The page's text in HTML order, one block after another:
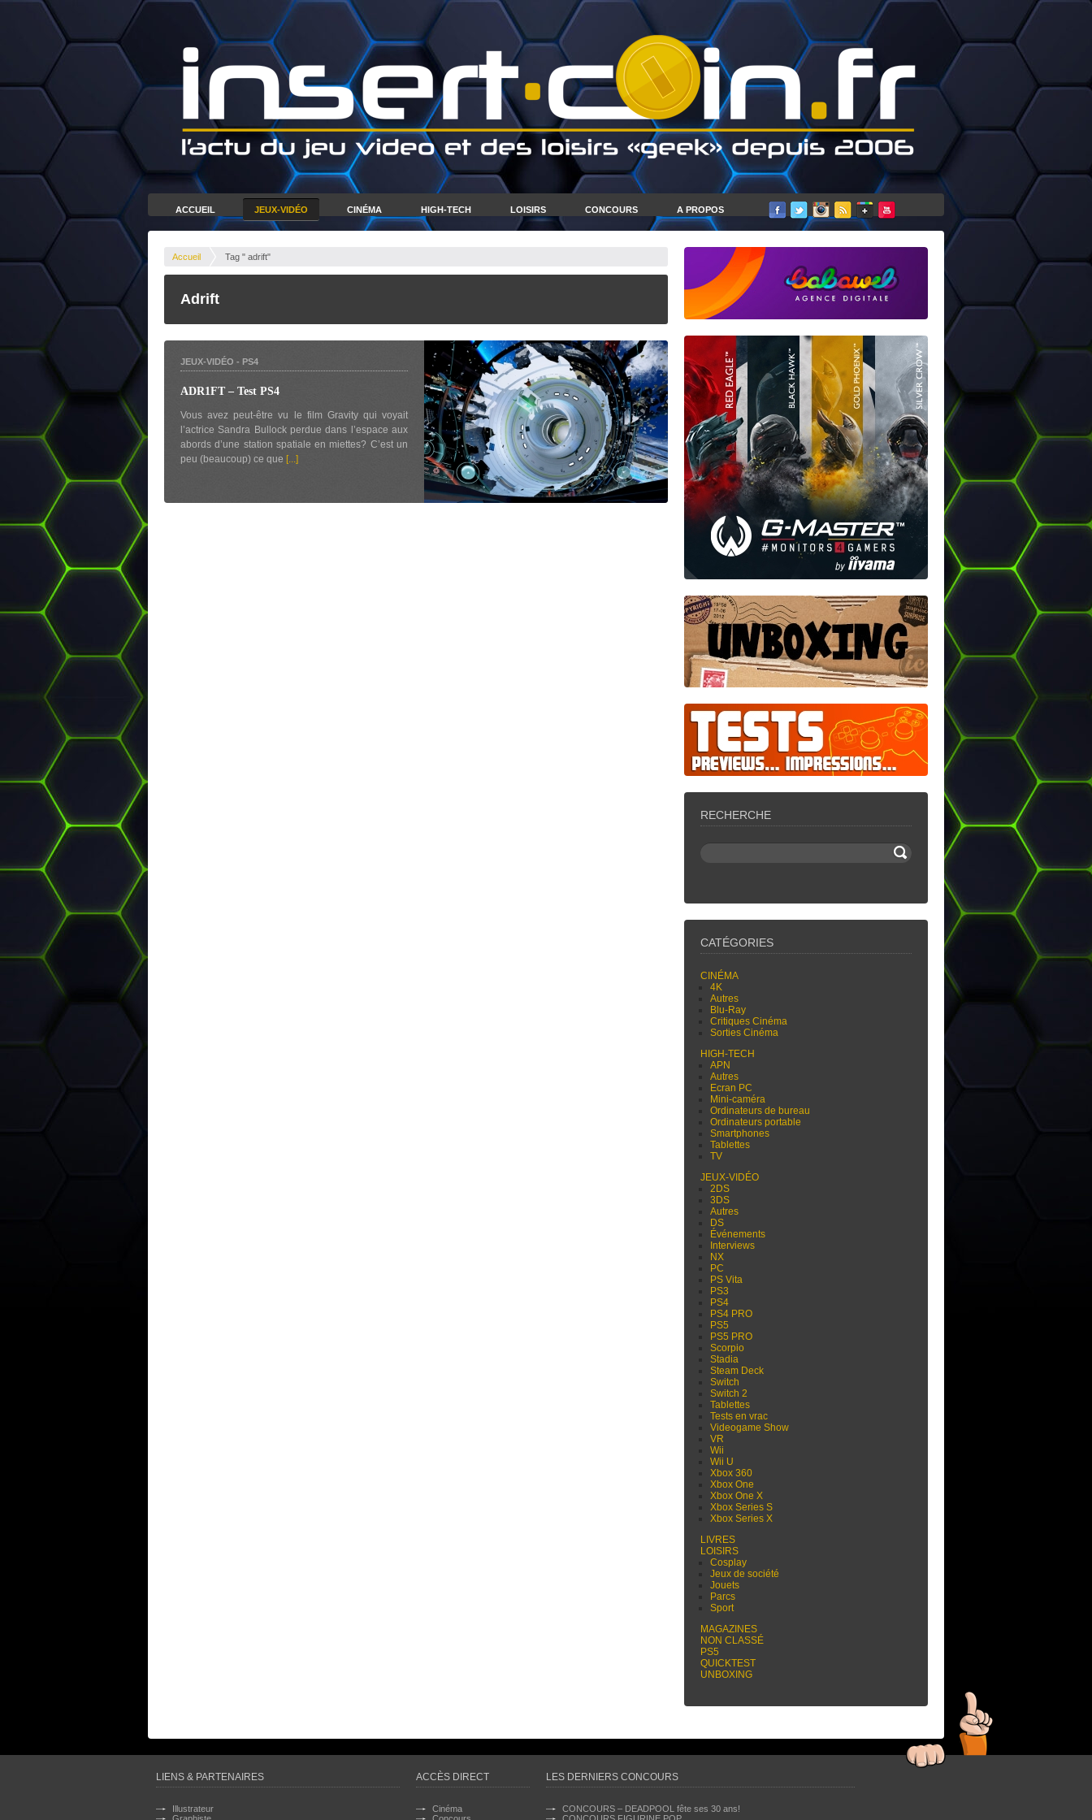
ACCUEIL JEUX-VIDÉO CINÉMA HIGH-TECH LOISIRS CONCOURS A PROPOS
Accueil Tag " adrift"
Adrift
JEUX-VIDÉO - PS4
ADR1FT – Test PS4
Vous avez peut-être vu le film Gravity qui voyait
l’actrice Sandra Bullock perdue dans l’espace aux
abords d’une station spatiale en miettes? C’est un
peu (beaucoup) ce que [...]
RECHERCHE
CATÉGORIES
CINÉMA
4K
Autres
Blu-Ray
Critiques Cinéma
Sorties Cinéma
HIGH-TECH
APN
Autres
Ecran PC
Mini-caméra
Ordinateurs de bureau
Ordinateurs portable
Smartphones
Tablettes
TV
JEUX-VIDÉO
2DS
3DS
Autres
DS
Événements
Interviews
NX
PC
PS Vita
PS3
PS4
PS4 PRO
PS5
PS5 PRO
Scorpio
Stadia
Steam Deck
Switch
Switch 2
Tablettes
Tests en vrac
Videogame Show
VR
Wii
Wii U
Xbox 360
Xbox One
Xbox One X
Xbox Series S
Xbox Series X
LIVRES
LOISIRS
Cosplay
Jeux de société
Jouets
Parcs
Sport
MAGAZINES
NON CLASSÉ
PS5
QUICKTEST
UNBOXING
LIENS & PARTENAIRES
Illustrateur
ACCÈS DIRECT
Cinéma
LES DERNIERS CONCOURS
CONCOURS – DEADPOOL fête ses 30 ans!